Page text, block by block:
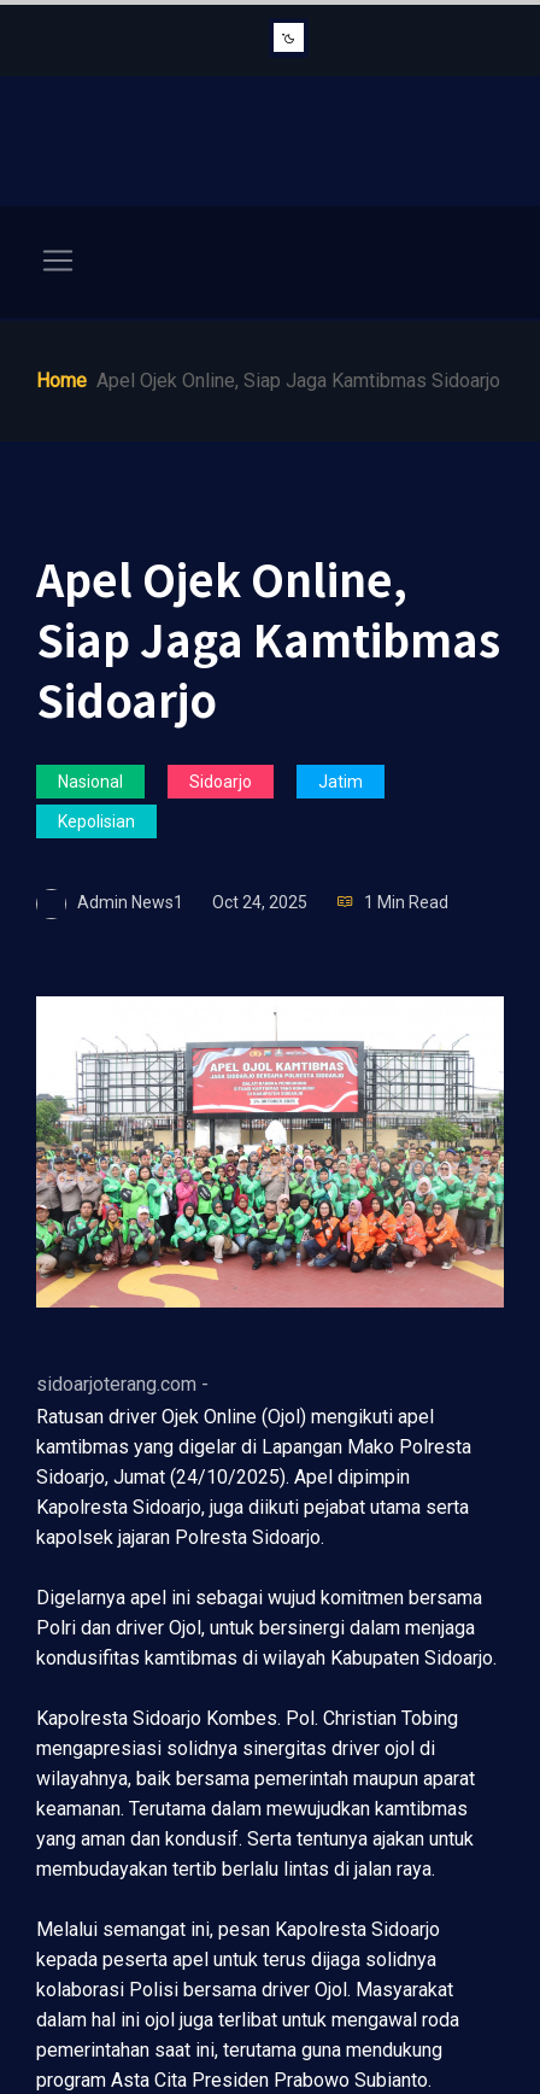
Home Apel Ojek Online, Siap Jaga Kamtibmas Sidoarjo
Apel Ojek Online,
Siap Jaga Kamtibmas
Sidoarjo
Nasional Sidoarjo Jatim
Kepolisian
Admin News1 Oct 24, 2025 1 Min Read
sidoarjoterang.com -
Ratusan driver Ojek Online (Ojol) mengikuti apel
kamtibmas yang digelar di Lapangan Mako Polresta
Sidoarjo, Jumat (24/10/2025). Apel dipimpin
Kapolresta Sidoarjo, juga diikuti pejabat utama serta
kapolsek jajaran Polresta Sidoarjo.
Digelarnya apel ini sebagai wujud komitmen bersama
Polri dan driver Ojol, untuk bersinergi dalam menjaga
kondusifitas kamtibmas di wilayah Kabupaten Sidoarjo.
Kapolresta Sidoarjo Kombes. Pol. Christian Tobing
mengapresiasi solidnya sinergitas driver ojol di
wilayahnya, baik bersama pemerintah maupun aparat
keamanan. Terutama dalam mewujudkan kamtibmas
yang aman dan kondusif. Serta tentunya ajakan untuk
membudayakan tertib berlalu lintas di jalan raya.
Melalui semangat ini, pesan Kapolresta Sidoarjo
kepada peserta apel untuk terus dijaga solidnya
kolaborasi Polisi bersama driver Ojol. Masyarakat
dalam hal ini ojol juga terlibat untuk mengawal roda
pemerintahan saat ini, terutama guna mendukung
program Asta Cita Presiden Prabowo Subianto.